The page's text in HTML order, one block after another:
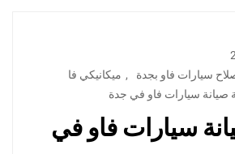
سيارات فاو بجدة
, ميكانيكي فا
صيانة سيارات فاو في جدة
سيارات فاو في